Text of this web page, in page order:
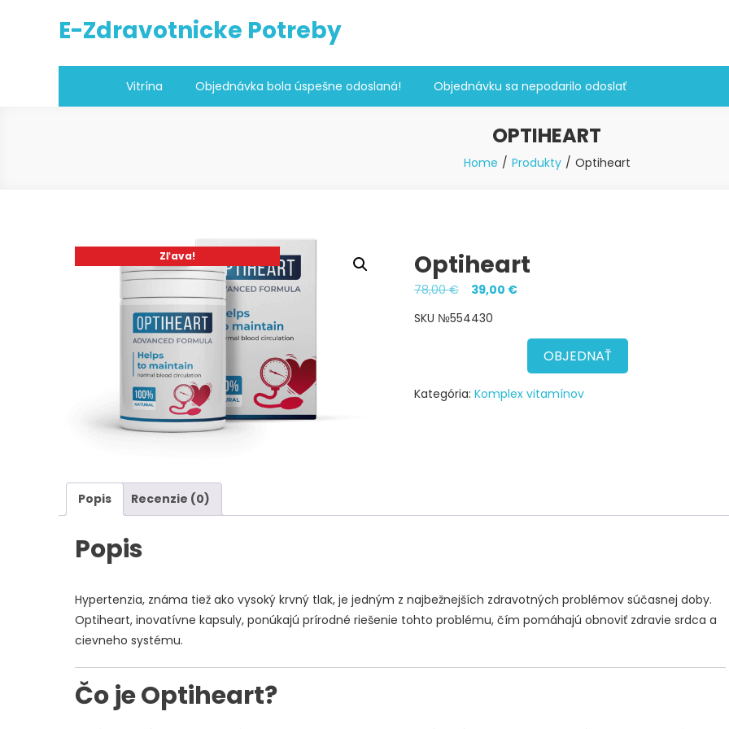
E-Zdravotnicke Potreby
Vitrína Objednávka bola úspešne odoslaná! Objednávku sa nepodarilo odoslať
OPTIHEART
Home Produkty Optiheart
Zľava! Optiheart
78,00€
Pôvodná
cena
39,00 €Aktuálna
39,00 €.
SKU №554430
OBJEDNAŤ
Kategória: Komplex vitamínov
Popis Recenzie (0)
Popis
Hypertenzia, známa tiež ako vysoký krvný tlak, je jedným z najbežnejších zdravotných problémov súčasnej doby.
Optiheart, inovatívne kapsuly, ponúkajú prírodné riešenie tohto problému, čím pomáhajú obnoviť zdravie srdca a
cievneho systému.
Čo je Optiheart?